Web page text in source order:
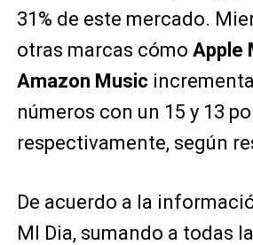
31% de este mercado.
otras marcas cómo Apple
Amazon Music
números con un 15 y 13
respectivamente, según
De acuerdo a la
MI Dia, sumando a todas